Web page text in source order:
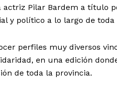
actriz Pilar Bardem a título
y político a lo largo de
perfiles muy diversos
en una edición
de toda la provincia.